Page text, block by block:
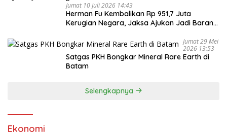
Jumat 10 Juli 2026 14:43
Herman Fu Kembalikan Rp 951,7 Juta
Kerugian Negara, Jaksa Ajukan Jadi Barang
Jumat 29 Mei
2026 13:53
Satgas PKH Bongkar Mineral Rare Earth di
Selengkapnya
Ekonomi